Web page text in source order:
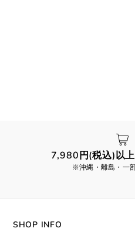
7,980円(税込)以上
※沖縄・離島・一
SHOP INFO